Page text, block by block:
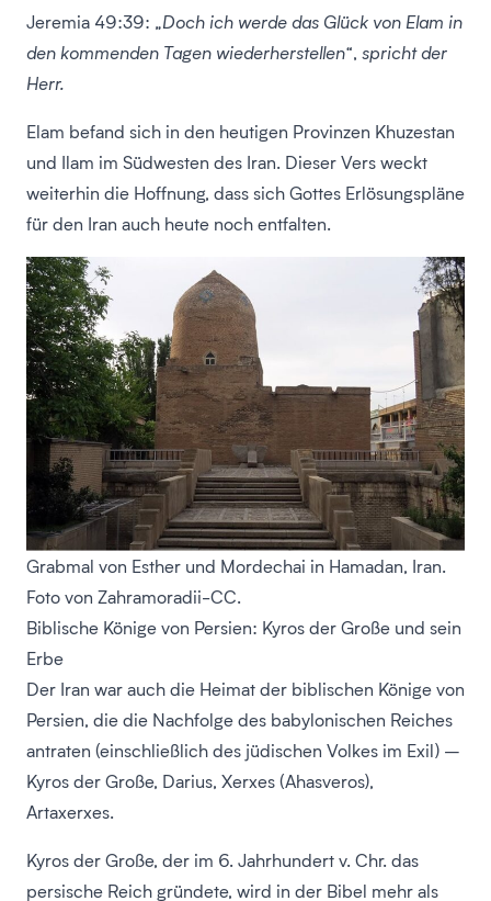
Jeremia 49:39: „Doch ich werde das Glück von Elam in
den kommenden Tagen wiederherstellen“, spricht der
Herr.
Elam befand sich in den heutigen Provinzen Khuzestan
und Ilam im Südwesten des Iran. Dieser Vers weckt
weiterhin die Hoffnung, dass sich Gottes Erlösungspläne
für den Iran auch heute noch entfalten.
Grabmal von Esther und Mordechai in Hamadan, Iran.
Foto von Zahramoradii-CC.
Biblische Könige von Persien: Kyros der Große und sein
Erbe
Der Iran war auch die Heimat der biblischen Könige von
Persien, die die Nachfolge des babylonischen Reiches
antraten (einschließlich des jüdischen Volkes im Exil) –
Kyros der Große, Darius, Xerxes (Ahasveros),
Artaxerxes.
Kyros der Große, der im 6. Jahrhundert v. Chr. das
persische Reich gründete, wird in der Bibel mehr als